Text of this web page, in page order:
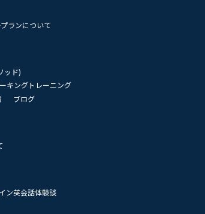
ランについて
ッド)
キングトレーニング
ブログ
ン英会話体験談